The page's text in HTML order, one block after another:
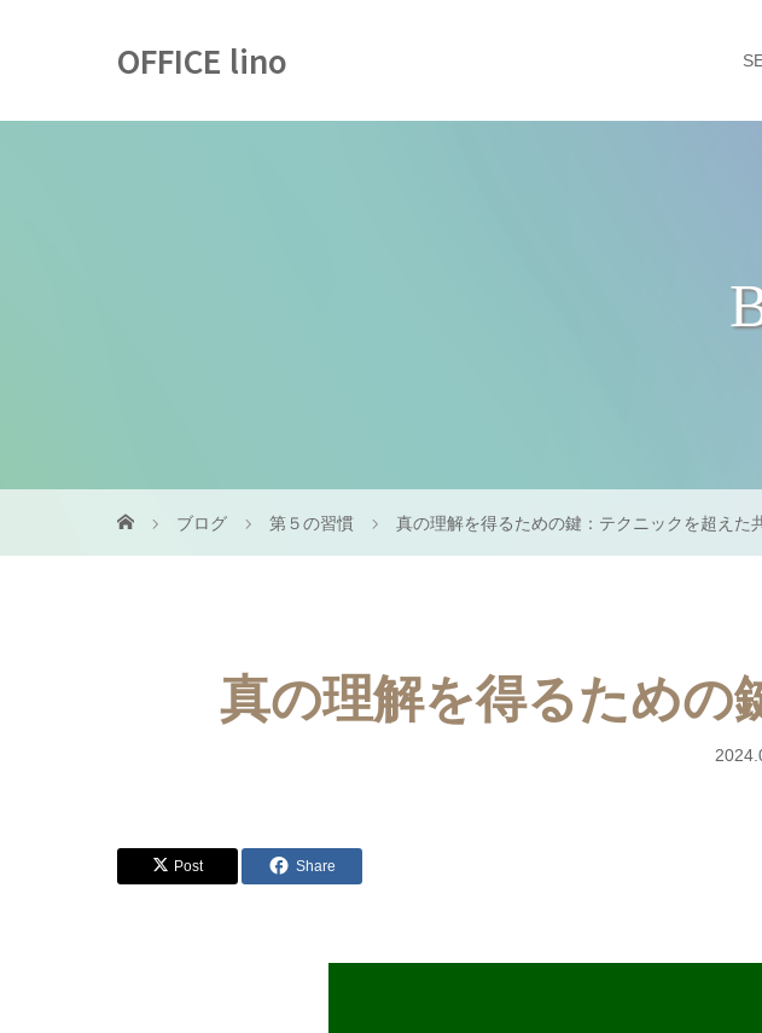
OFFICE lino
ブログ 第５の習慣 真の理解を得るための鍵：テクニックを超えた
真の理解を得るための
Post Share